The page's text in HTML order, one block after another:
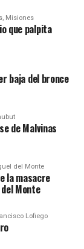
Misiones
que palpita
baja del bronce
de Malvinas
del Monte
la masacre
Monte
Lofiego